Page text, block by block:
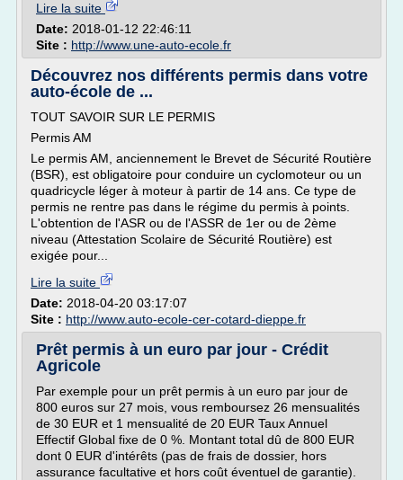
Lire la suite
Date: 2018-01-12 22:46:11
Site : http://www.une-auto-ecole.fr
Découvrez nos différents permis dans votre
auto-école de ...
TOUT SAVOIR SUR LE PERMIS
Permis AM
Le permis AM, anciennement le Brevet de Sécurité Routière
(BSR), est obligatoire pour conduire un cyclomoteur ou un
quadricycle léger à moteur à partir de 14 ans. Ce type de
permis ne rentre pas dans le régime du permis à points.
L'obtention de l'ASR ou de l'ASSR de 1er ou de 2ème
niveau (Attestation Scolaire de Sécurité Routière) est
exigée pour...
Lire la suite
Date: 2018-04-20 03:17:07
Site : http://www.auto-ecole-cer-cotard-dieppe.fr
Prêt permis à un euro par jour - Crédit
Agricole
Par exemple pour un prêt permis à un euro par jour de
800 euros sur 27 mois, vous remboursez 26 mensualités
de 30 EUR et 1 mensualité de 20 EUR Taux Annuel
Effectif Global fixe de 0 %. Montant total dû de 800 EUR
dont 0 EUR d'intérêts (pas de frais de dossier, hors
assurance facultative et hors coût éventuel de garantie).